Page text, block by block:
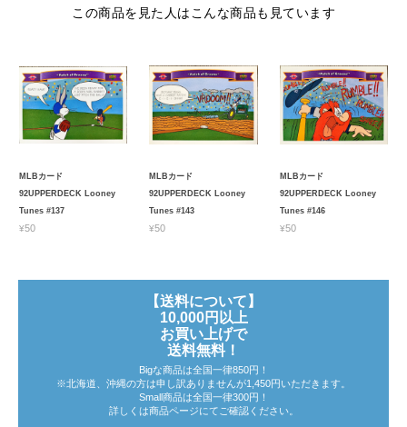
この商品を見た人はこんな商品も見ています
MLBカード
92UPPERDECK Looney
Tunes #137
¥50
MLBカード
92UPPERDECK Looney
Tunes #143
¥50
MLBカード
92UPPERDECK Looney
Tunes #146
¥50
【送料について】
10,000円以上
お買い上げで
送料無料！
Bigな商品は全国一律850円！
※北海道、沖縄の方は申し訳ありませんが1,450円いただきます。
Small商品は全国一律300円！
詳しくは商品ページにてご確認ください。